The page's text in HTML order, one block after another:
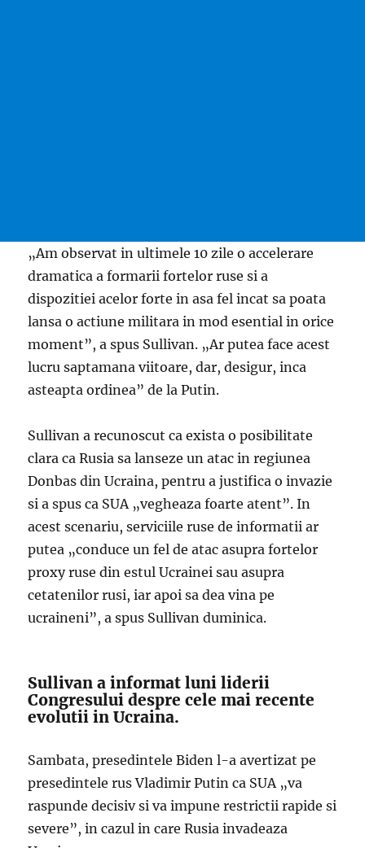
„Am observat in ultimele 10 zile o accelerare
dramatica a formarii fortelor ruse si a
dispozitiei acelor forte in asa fel incat sa poata
lansa o actiune militara in mod esential in orice
moment”, a spus Sullivan. „Ar putea face acest
lucru saptamana viitoare, dar, desigur, inca
asteapta ordinea” de la Putin.
Sullivan a recunoscut ca exista o posibilitate
clara ca Rusia sa lanseze un atac in regiunea
Donbas din Ucraina, pentru a justifica o invazie
si a spus ca SUA „vegheaza foarte atent”. In
acest scenariu, serviciile ruse de informatii ar
putea „conduce un fel de atac asupra fortelor
proxy ruse din estul Ucrainei sau asupra
cetatenilor rusi, iar apoi sa dea vina pe
ucraineni”, a spus Sullivan duminica.
Sullivan a informat luni liderii
Congresului despre cele mai recente
evolutii in Ucraina.
Sambata, presedintele Biden l-a avertizat pe
presedintele rus Vladimir Putin ca SUA „va
raspunde decisiv si va impune restrictii rapide si
severe”, in cazul in care Rusia invadeaza